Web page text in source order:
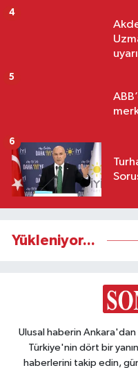
4
5
6
Yükleniyor...
Ulusal haberin
Türkiye'nin dört bir